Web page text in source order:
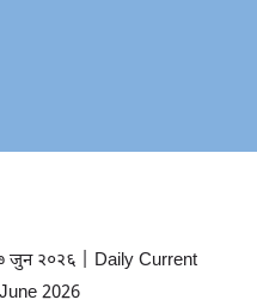
जुन २०२६ | Daily Current
2026